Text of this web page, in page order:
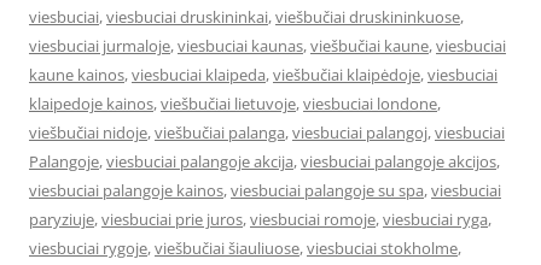
viesbuciai,viesbuciai druskininkai,viešbučiai druskininkuose,
viesbuciai jurmaloje,viesbuciai kaunas,viešbučiai kaune,viesbuciai
kaune kainos,viesbuciai klaipeda,viešbučiai klaipėdoje,viesbuciai
klaipedoje kainos,viešbučiai lietuvoje,viesbuciai londone,
viešbučiai nidoje,viešbučiai palanga,viesbuciai palangoj,viesbuciai
Palangoje,viesbuciai palangoje akcija,viesbuciai palangoje akcijos,
viesbuciai palangoje kainos,viesbuciai palangoje su spa,viesbuciai
paryziuje,viesbuciai prie juros,viesbuciai romoje,viesbuciai ryga,
viesbuciai rygoje,viešbučiai šiauliuose,viesbuciai stokholme,